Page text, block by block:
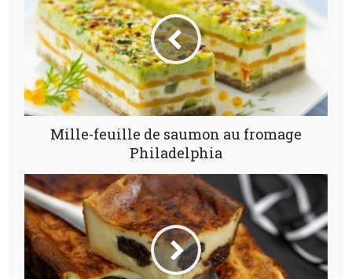
Mille-feuille de saumon au fromage
Philadelphia